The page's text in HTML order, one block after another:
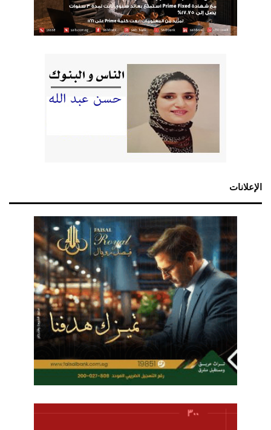
الإعلانات